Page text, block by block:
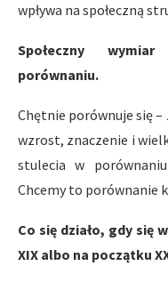
wpływa na społeczną
Społeczny
porównaniu.
Chętnie porównuje się
wzrost, znaczenie i
stulecia w
Chcemy to porównanie
Co się działo, gdy się
XIX albo na początku